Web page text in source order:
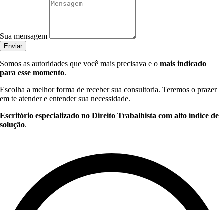
Sua mensagem
Enviar
Somos as autoridades que você mais precisava e o mais indicado
para esse momento.
Escolha a melhor forma de receber sua consultoria. Teremos o prazer
em te atender e entender sua necessidade.
Escritório especializado no Direito Trabalhista com alto índice de
solução.